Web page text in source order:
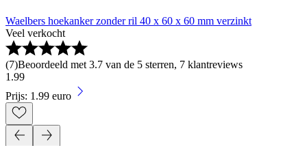
Waelbers hoekanker zonder ril 40 x 60 x 60 mm verzinkt
Veel verkocht
(7)Beoordeeld met 3.7 van de 5 sterren, 7 klantreviews
1 .99
Prijs: 1.99 euro